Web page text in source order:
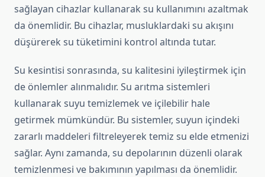
sağlayan cihazlar kullanarak su kullanımını azaltmak
da önemlidir. Bu cihazlar, musluklardaki su akışını
düşürerek su tüketimini kontrol altında tutar.
Su kesintisi sonrasında, su kalitesini iyileştirmek için
de önlemler alınmalıdır. Su arıtma sistemleri
kullanarak suyu temizlemek ve içilebilir hale
getirmek mümkündür. Bu sistemler, suyun içindeki
zararlı maddeleri filtreleyerek temiz su elde etmenizi
sağlar. Aynı zamanda, su depolarının düzenli olarak
temizlenmesi ve bakımının yapılması da önemlidir.